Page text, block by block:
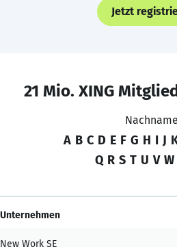
Jetzt
21 Mio. XING
A B C D E F G H I J
Q R S T U V W
Unternehmen
New Work SE